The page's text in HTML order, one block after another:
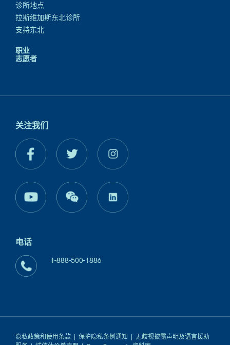
诊所地点
拉斯维加斯东北诊所
支持东北
职业
志愿者
关注我们
电话
1-888-500-1886
隐私政策和使用条款 | 保护隐私条例通知 | 无歧视披露声明及语言援助